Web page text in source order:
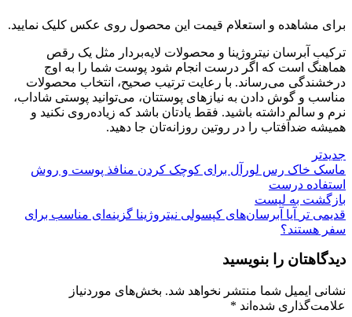
برای مشاهده و استعلام قیمت این محصول روی عکس کلیک نمایید.
ترکیب آبرسان نیتروژینا و محصولات لایه‌بردار مثل یک رقص
هماهنگ است که اگر درست انجام شود پوست شما را به اوج
درخشندگی می‌رساند. با رعایت ترتیب صحیح، انتخاب محصولات
مناسب و گوش دادن به نیازهای پوستتان، می‌توانید پوستی شاداب،
نرم و سالم داشته باشید. فقط یادتان باشد که زیاده‌روی نکنید و
همیشه ضدآفتاب را در روتین روزانه‌تان جا دهید.
جدیدتر
ماسک خاک رس لورآل برای کوچک کردن منافذ پوست و روش
استفاده درست
بازگشت به لیست
قدیمی تر
آیا آبرسان‌های کپسولی نیتروژینا گزینه‌ای مناسب برای
سفر هستند؟
دیدگاهتان را بنویسید
نشانی ایمیل شما منتشر نخواهد شد. بخش‌های موردنیاز
علامت‌گذاری شده‌اند *